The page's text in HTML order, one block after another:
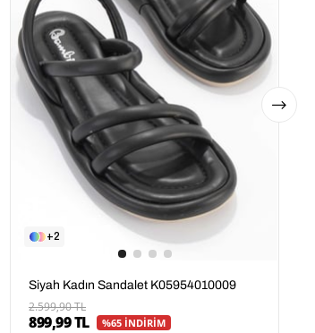
2
Siyah Kadın Sandalet K05954010009
2.599,90 TL
899,99 TL %65 İNDİRİM